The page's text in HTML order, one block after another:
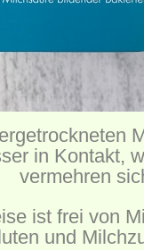
in Kontakt,
vermehren
ist frei von
und